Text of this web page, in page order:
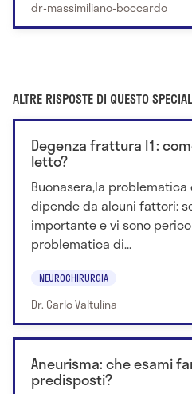
dr-massimiliano-boccardo
ALTRE RISPOSTE DI QUESTO
Degenza frattura l1:
letto?
Buonasera,la
dipende da alcuni fattori:
importante e vi sono
problematica di...
NEUROCHIRURGIA
Dr. Carlo Valtulina
Aneurisma: che esami
predisposti?